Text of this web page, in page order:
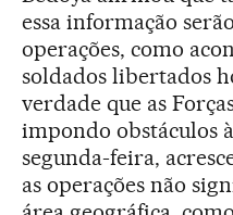
essa informação
operações, como
soldados libertados
verdade que as
impondo obstáculos
segunda-feira,
as operações não